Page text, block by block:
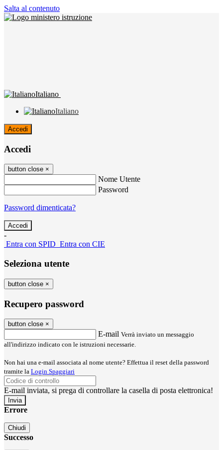
Salta al contenuto
Italiano
Italiano
Accedi
Accedi
button close ×
Nome Utente
Password
Password dimenticata?
-
Entra con SPID Entra con CIE
Seleziona utente
button close ×
Recupero password
button close ×
E-mail Verrà inviato un messaggio
all'indirizzo indicato con le istruzioni necessarie.
Non hai una e-mail associata al nome utente? Effettua il reset della password
tramite la Login Spaggiari
E-mail inviata, si prega di controllare la casella di posta elettronica!
Errore
Chiudi
Successo